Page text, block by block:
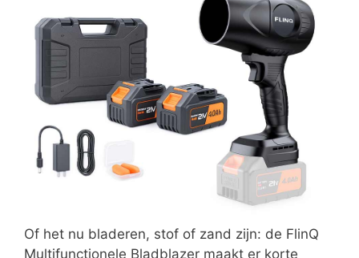
Of het nu bladeren, stof of zand zijn: de FlinQ
Multifunctionele Bladblazer maakt er korte